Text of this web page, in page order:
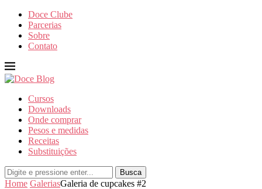
Doce Clube
Parcerias
Sobre
Contato
Cursos
Downloads
Onde comprar
Pesos e medidas
Receitas
Substituições
Busca
Home GaleriasGaleria de cupcakes #2